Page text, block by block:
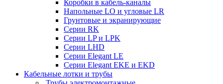
Коробки в кабель-каналы
Напольные LO и угловые LR
Грунтовые и экранирующие
Серии RK
Серии LP и LPK
Серии LHD
Серии Elegant LE
Серии Elegant EKE и EKD
Кабельные лотки и трубы